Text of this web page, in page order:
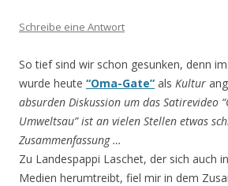
Schreibe eine Antwort
So tief sind wir schon gesunken, denn
wurde heute “Oma-Gate” als Kultur
absurden Diskussion um das Satirevideo
Umweltsau” ist an vielen Stellen etwas
Zusammenfassung …
Zu Landespappi Laschet, der sich auch
Medien herumtreibt, fiel mir in dem